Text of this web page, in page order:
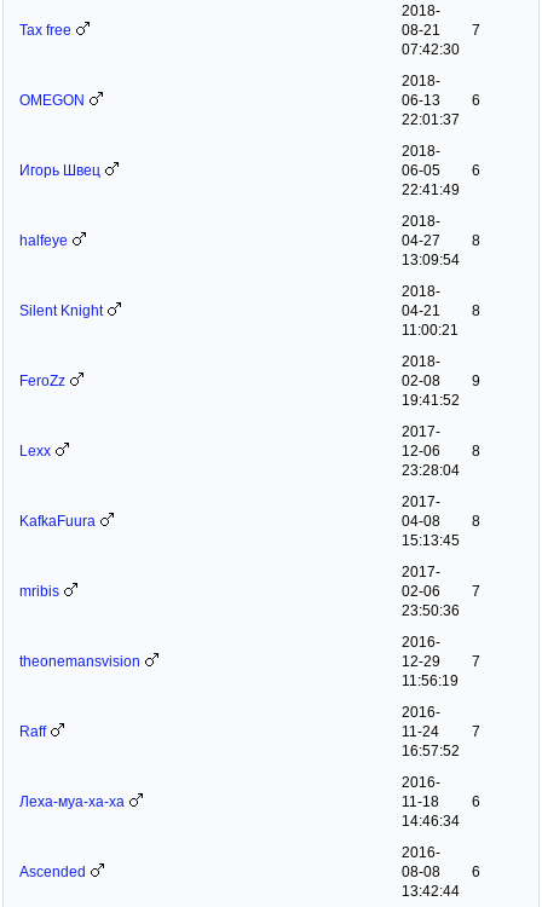
Tax free
2018-
08-21
07:42:30
7
OMEGON
2018-
06-13
22:01:37
6
Игорь Швец
2018-
06-05
22:41:49
6
halfeye
2018-
04-27
13:09:54
8
Silent Knight
2018-
04-21
11:00:21
8
FeroZz
2018-
02-08
19:41:52
9
Lехх
2017-
12-06
23:28:04
8
KafkaFuura
2017-
04-08
15:13:45
8
mribis
2017-
02-06
23:50:36
7
theonemansvision
2016-
12-29
11:56:19
7
Raff
2016-
11-24
16:57:52
7
Леха-муа-ха-ха
2016-
11-18
14:46:34
6
Ascended
2016-
08-08
13:42:44
6